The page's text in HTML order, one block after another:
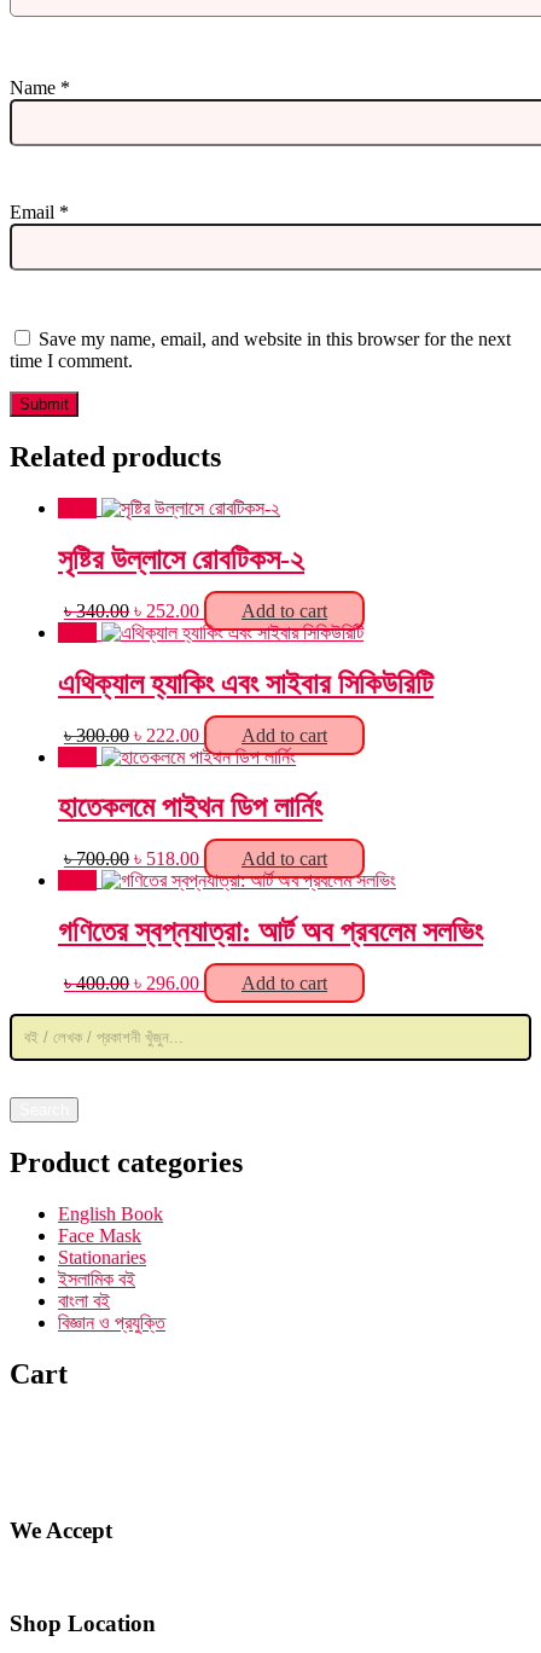
Name *
Email *
Save my name, email, and website in this browser for the next
time I comment.
Related products
সৃষ্টির উল্লাসে রোবটিকস-২
৳340.00 Original
price
৳ 340.00.
৳ 252.00Current
price
৳ 252.00.
Add to cart
এথিক্যাল হ্যাকিং এবং সাইবার সিকিউরিটি
৳300.00 Original
price
৳ 300.00.
৳ 222.00Current
price
৳ 222.00.
Add to cart
হাতেকলমে পাইথন ডিপ লার্নিং
৳700.00 Original
price
৳ 700.00.
৳ 518.00Current
price
৳ 518.00.
Add to cart
গণিতের স্বপ্নযাত্রা: আর্ট অব প্রবলেম সলভিং
৳400.00 Original
was:
৳ 400.00.
৳ 296.00Current
price
Add to cart
Products
search
Product categories
English Book
Face Mask
Stationaries
ইসলামিক বই
বাংলা বই
বিজ্ঞান ও প্রযুক্তি
Cart
We Accept
Shop Location